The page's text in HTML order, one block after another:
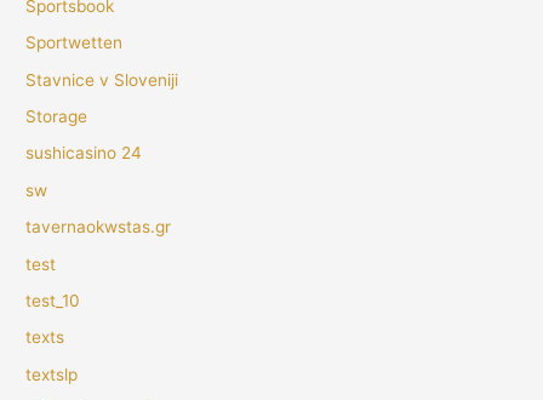
Sportsbook
Sportwetten
Stavnice v Sloveniji
Storage
sushicasino 24
sw
tavernaokwstas.gr
test
test_10
texts
textslp